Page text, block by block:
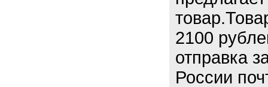
2100
отправка
России